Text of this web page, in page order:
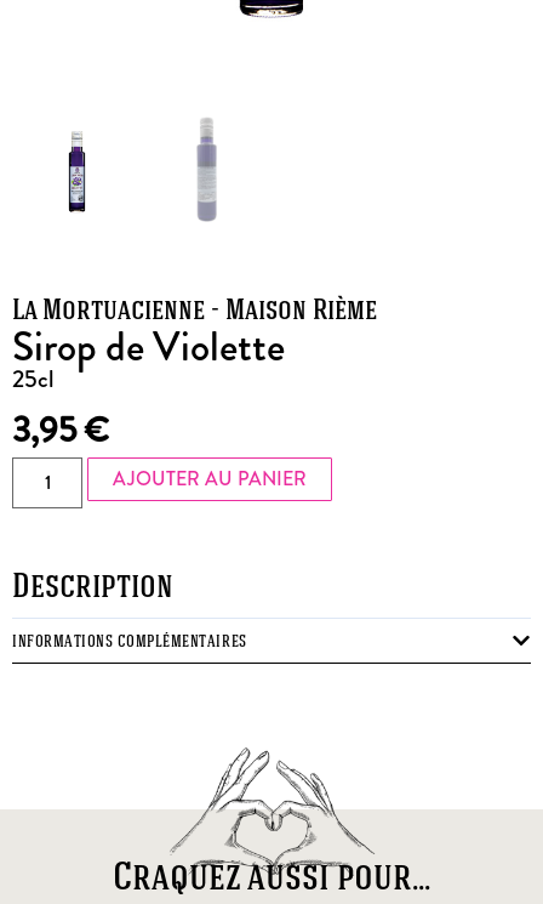
La Mortuacienne - Maison Rième
Sirop de Violette
25cl
3,95€
AJOUTER AU PANIER
Description
INFORMATIONS COMPLÉMENTAIRES
Craquez aussi pour...